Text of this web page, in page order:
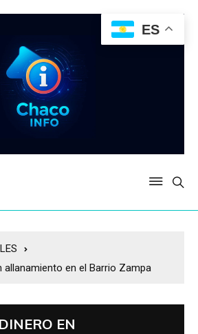
allanamiento en el Barrio Zampa
EN
ES